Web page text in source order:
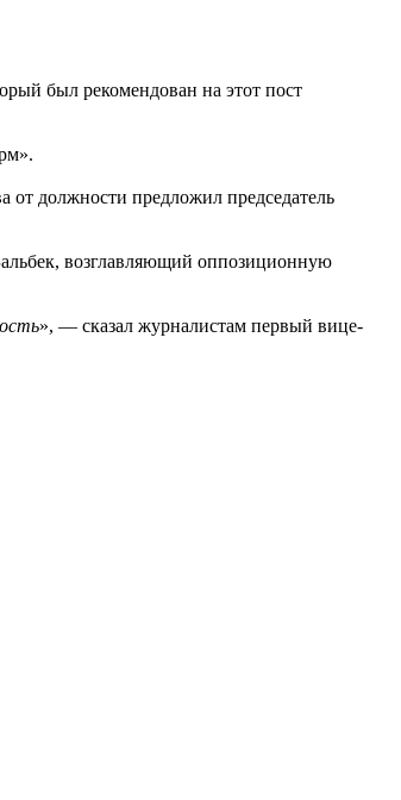
был рекомендован на этот пост
от должности предложил председатель
возглавляющий оппозиционную
», — сказал журналистам первый вице-